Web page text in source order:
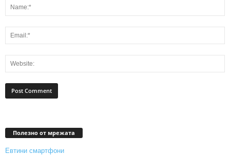
Полезно от мрежата
Евтини смартфони